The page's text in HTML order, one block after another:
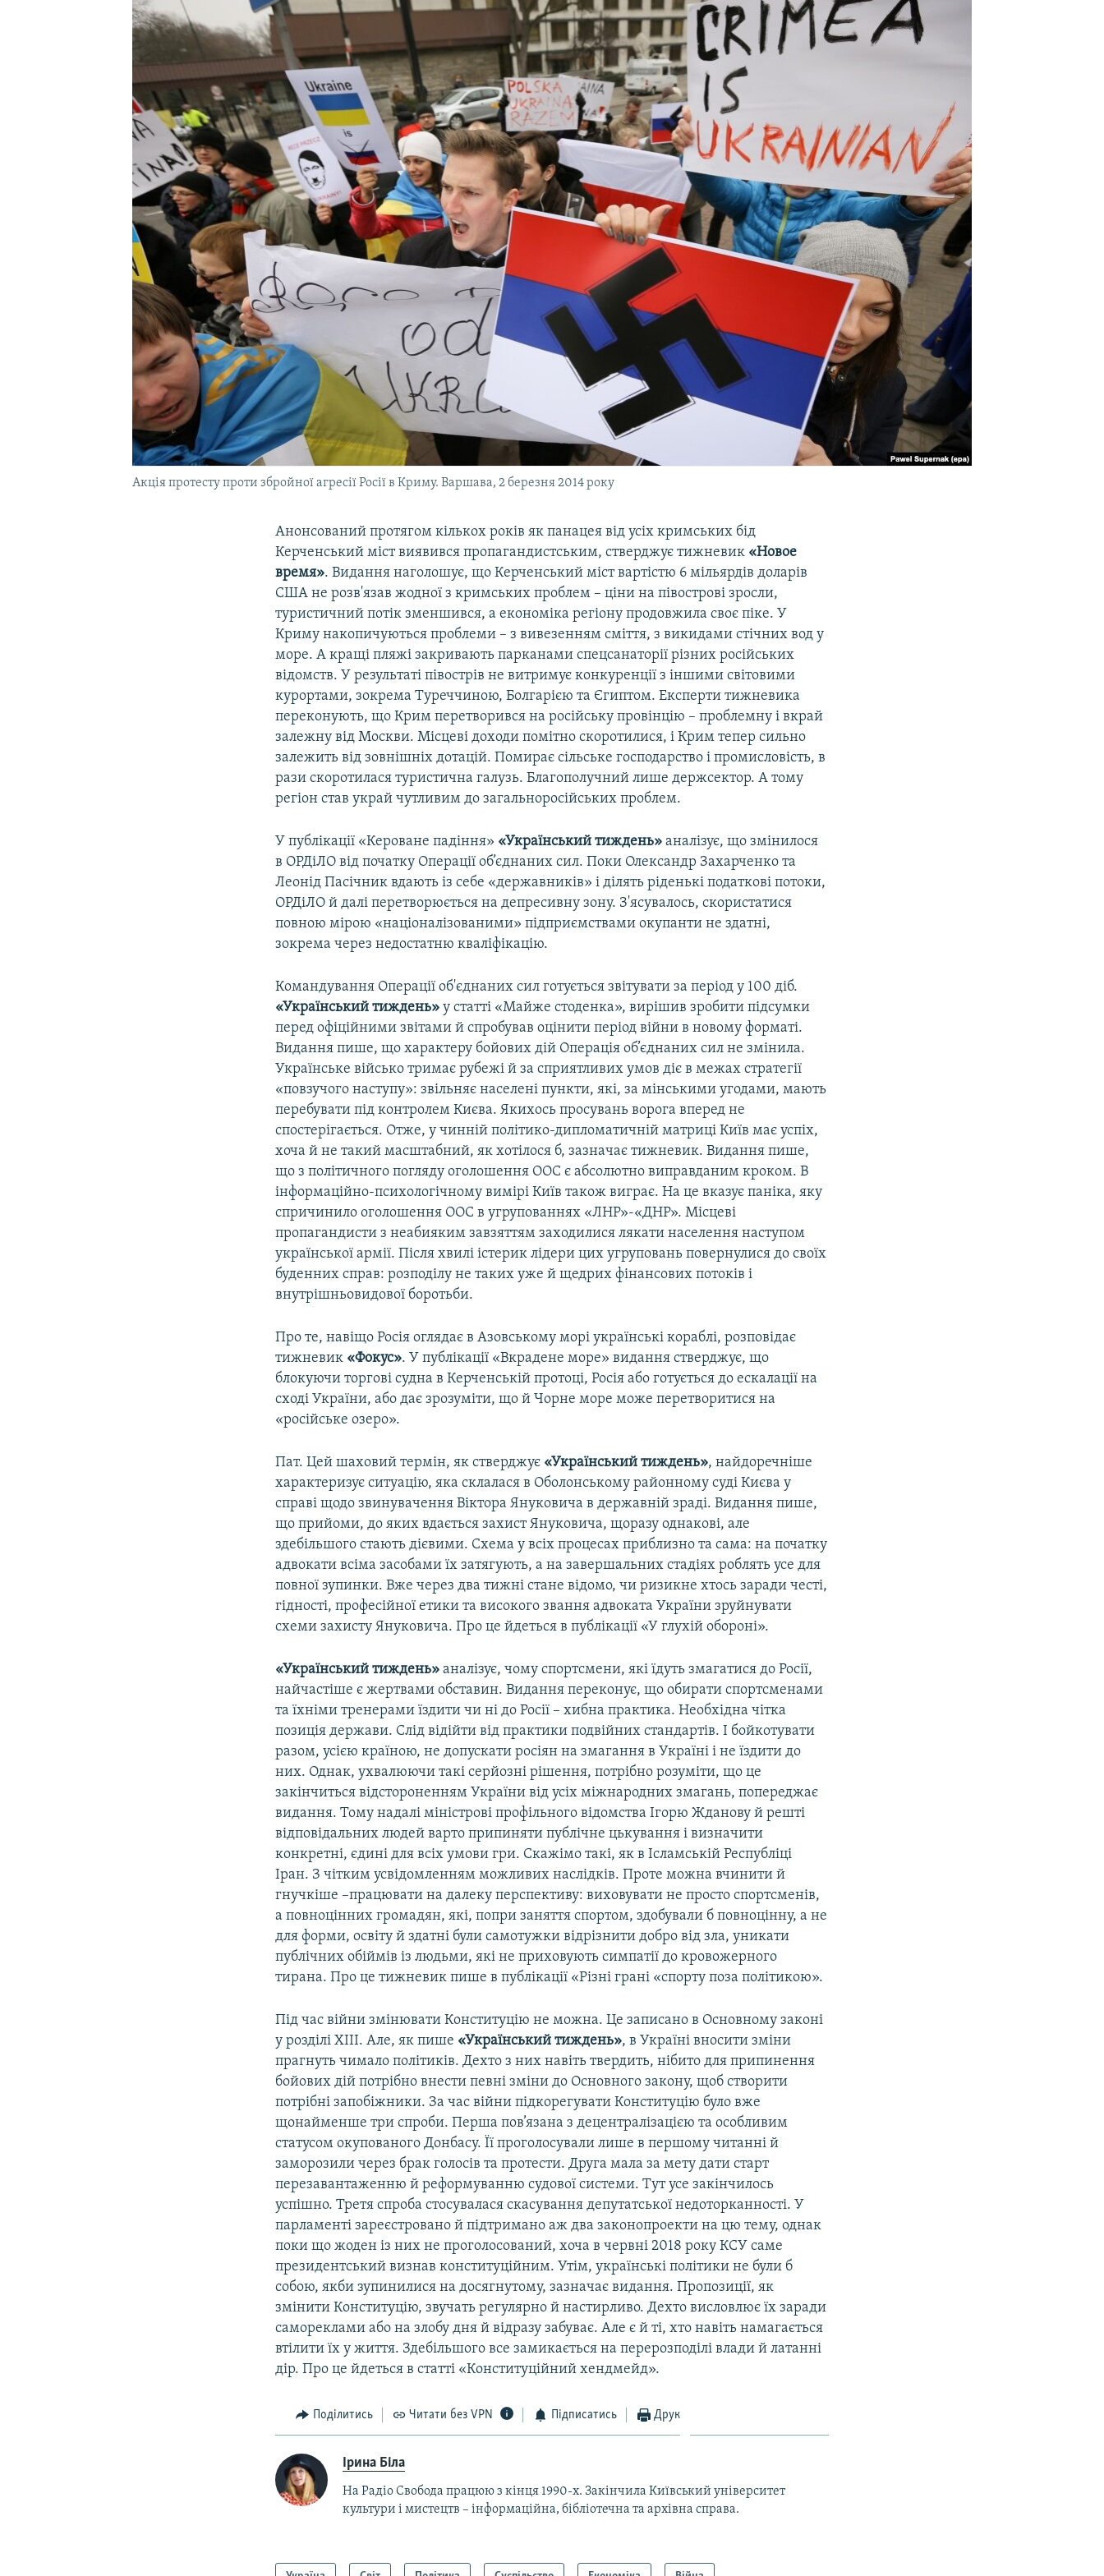
Акція протесту проти збройної агресії Росії в Криму. Варшава, 2 березня 2014 року
Анонсований протягом кількох років як панацея від усіх кримських бід
Керченський міст виявився пропагандистським, стверджує тижневик «Новое
время». Видання наголошує, що Керченський міст вартістю 6 мільярдів доларів
США не розв'язав жодної з кримських проблем – ціни на півострові зросли,
туристичний потік зменшився, а економіка регіону продовжила своє піке. У
Криму накопичуються проблеми – з вивезенням сміття, з викидами стічних вод у
море. А кращі пляжі закривають парканами спецсанаторії різних російських
відомств. У результаті півострів не витримує конкуренції з іншими світовими
курортами, зокрема Туреччиною, Болгарією та Єгиптом. Експерти тижневика
переконують, що Крим перетворився на російську провінцію – проблемну і вкрай
залежну від Москви. Місцеві доходи помітно скоротилися, і Крим тепер сильно
залежить від зовнішніх дотацій. Помирає сільське господарство і промисловість, в
рази скоротилася туристична галузь. Благополучний лише держсектор. А тому
регіон став украй чутливим до загальноросійських проблем.
У публікації «Кероване падіння» «Український тиждень»аналізує, що змінилося
в ОРДіЛО від початку Операції об’єднаних сил. Поки Олександр Захарченко та
Леонід Пасічник вдають із себе «державників» і ділять ріденькі податкові потоки,
ОРДіЛО й далі перетворюється на депресивну зону. З'ясувалось, скористатися
повною мірою «націоналізованими» підприємствами окупанти не здатні,
зокрема через недостатню кваліфікацію.
Командування Операції об'єднаних сил готується звітувати за період у 100 діб.
«Український тиждень» у статті «Майже стоденка», вирішив зробити підсумки
перед офіційними звітами й спробував оцінити період війни в новому форматі.
Видання пише, що характеру бойових дій Операція об’єдна­них сил не змінила.
Українське військо три­має рубежі й за сприятливих умов діє в межах стратегії
«повзучого наступу»: звільняє населені пункти, які, за мінськими угодами, мають
перебувати під контролем Києва. Якихось просувань ворога вперед не
спостерігається. Отже, у чинній політико-­дипломатичній матриці Київ має успіх,
хоча й не такий масштабний, як хотілося б, зазначає тижневик. Видання пише,
що з політичного погляду оголошення ООС є абсолютно виправданим кроком. В
інформаційно­-психологічному вимірі Київ також виграє. На це вказує паніка, яку
спричинило оголошення ООС в угрупованнях «ЛНР»-«ДНР». Місцеві
пропагандисти з неабияким завзяттям заходилися лякати населення наступом
української армії. Після хвилі істерик лідери цих угруповань повернулися до своїх
буденних справ: розподілу не таких уже й щедрих фінансових потоків і
внутрішньовидової боротьби.
Про те, навіщо Росія оглядає в Азовському морі українські кораблі, розповідає
тижневик «Фокус». У публікації «Вкрадене море» видання стверджує, що
блокуючи торгові судна в Керченській протоці, Росія або готується до ескалації на
сході України, або дає зрозуміти, що й Чорне море може перетворитися на
«російське озеро».
Пат. Цей шаховий термін, як стверджує «Український тиждень», найдоречніше
характеризує ситуацію, яка склалася в Оболонському районному суді Києва у
справі щодо звинувачення Віктора Януковича в державній зраді. Видання пише,
що прийоми, до яких вдається захист Януковича, щоразу однакові, але
здебільшого стають дієвими. Схема у всіх процесах приблизно та сама: на початку
адвокати всіма засобами їх затягують, а на завершальних стадіях роблять усе для
повної зупинки. Вже через два тижні стане відомо, чи ризикне хтось заради честі,
гідності, професійної етики та високого звання адвоката України зруйнувати
схеми захисту Януковича. Про це йдеться в публікації «У глухій обороні».
«Український тиждень» аналізує, чому спортсмени, які їдуть змагатися до Росії,
найчастіше є жертвами обставин. Видання переконує, що обирати спортсменами
та їхніми тренерами їздити чи ні до Росії – хибна практика. Необхідна чітка
позиція держави. Слід відійти від практики подвійних стандартів. І бойкотувати
разом, усією країною, не допускати росіян на змагання в Україні і не їздити до
них. Однак, ухвалюючи такі серйозні рішення, потрібно розуміти, що це
закінчиться відстороненням України від усіх міжнародних змагань, попереджає
видання. Тому надалі міністрові профільного відомства Ігорю Жданову й решті
відповідальних людей варто припиняти публічне цькування і визначити
конкретні, єдині для всіх умови гри. Скажімо такі, як в Ісламській Республіці
Іран. З чітким усвідомленням можливих наслідків. Проте можна вчинити й
гнучкіше –працювати на далеку перспективу: виховувати не просто спортсменів,
а повноцінних громадян, які, попри заняття спортом, здобували б повноцінну, а не
для форми, освіту й здатні були самотужки відрізнити добро від зла, уникати
публічних обіймів із людьми, які не приховують симпатії до кровожерного
тирана. Про це тижневик пише в публікації «Різні грані «спорту поза політикою».
Під час війни змінювати Конституцію не можна. Це записано в Основному законі
у розділі XIII. Але, як пише «Український тиждень», в Україні вносити зміни
прагнуть чимало політиків. Дехто з них навіть твердить, нібито для припинення
бойових дій потрібно внести певні зміни до Основного закону, щоб створити
потрібні запобіжники. За час війни підкорегувати Конституцію було вже
щонайменше три спроби. Перша пов’язана з децентралізацією та особливим
статусом окупованого Донбасу. Її проголосували лише в першому читанні й
заморозили через брак голосів та протести. Друга мала за мету дати старт
перезавантаженню й реформуванню судової системи. Тут усе закінчилось
успішно. Третя спроба стосувалася скасування депутатської недоторканності. У
парламенті зареєстровано й підтримано аж два законопроекти на цю тему, однак
поки що жоден із них не проголосований, хоча в червні 2018 року КСУ саме
президентський визнав конституційним. Утім, українські політики не були б
собою, якби зупинилися на досягнутому, зазначає видання. Пропозиції, як
змінити Конституцію, звучать регулярно й настирливо. Дехто висловлює їх заради
самореклами або на злобу дня й відразу забуває. Але є й ті, хто навіть намагається
втілити їх у життя. Здебільшого все замикається на перерозподілі влади й латанні
дір. Про це йдеться в статті «Конституційний хендмейд».
Поділитись Читати без VPN Підписатись Друк
Ірина Біла
На Радіо Свобода працюю з кінця 1990-х. Закінчила Київський університет
культури і мистецтв – інформаційна, бібліотечна та архівна справа.